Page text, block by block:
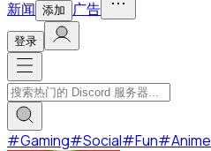
新闻 添加 广告
登录
#Gaming#Social#Fun#Anime